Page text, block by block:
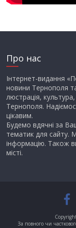
Про нас
Інтернет-видання
новини Тернополя
люстрація,
Тернополя.
цікавим.
Будемо вдячні за
тематик для сайту.
інформацію. Також
місті.
За повного чи